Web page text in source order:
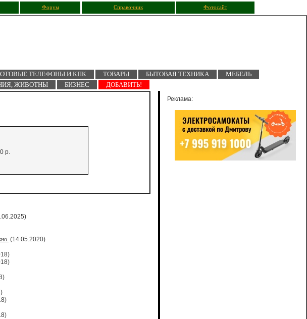
Форум Справочник Фотосайт
ТЕЛЕФОНЫ И КПК ТОВАРЫ БЫТОВАЯ ТЕХНИКА
МЕБЕЛЬ
ЖИВОТНЫ БИЗНЕС ДОБАВИТЬ!
р.
(14.05.2020)
Реклама: